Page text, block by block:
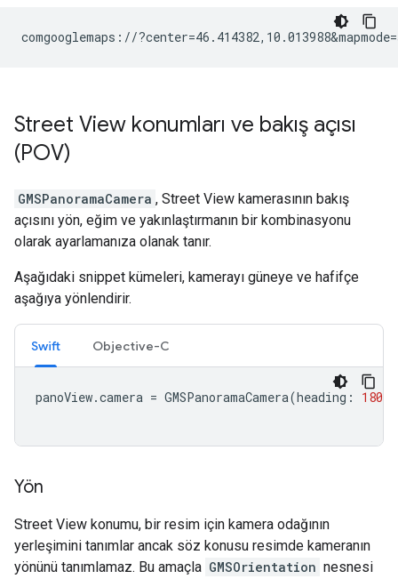
Street View konumları ve bakış açısı
(POV)
GMSPanoramaCamera , Street View kamerasının bakış
açısını yön, eğim ve yakınlaştırmanın bir kombinasyonu
olarak ayarlamanıza olanak tanır.
Aşağıdaki snippet kümeleri, kamerayı güneye ve hafifçe
aşağıya yönlendirir.
Swift Objective-C
panoView.camera = GMSPanoramaCamera(heading : 180
Yön
Street View konumu, bir resim için kamera odağının
yerleşimini tanımlar ancak söz konusu resimde kameranın
yönünü tanımlamaz. Bu amaçla GMSOrientation nesnesi